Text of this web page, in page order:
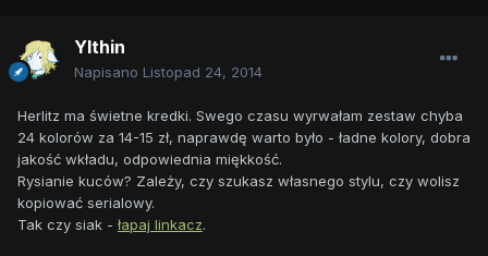
Ylthin
Napisano Listopad 24, 2014
Herlitz ma świetne kredki. Swego czasu wyrwałam zestaw chyba
24 kolorów za 14-15 zł, naprawdę warto było - ładne kolory, dobra
jakość wkładu, odpowiednia miękkość.
Rysianie kuców? Zależy, czy szukasz własnego stylu, czy wolisz
kopiować serialowy.
Tak czy siak - łapaj linkacz.